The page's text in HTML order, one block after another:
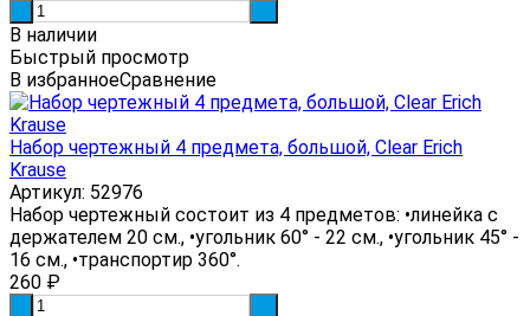
В наличии
Быстрый просмотр
В избранноеСравнение
Набор чертежный 4 предмета, большой, Clear Erich
Krause
Артикул: 52976
Набор чертежный состоит из 4 предметов: •линейка с
держателем 20 см., •угольник 60° - 22 см., •угольник 45° -
16 см., •транспортир 360°.
260 ₽